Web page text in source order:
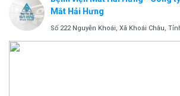
Mắt Hải Hưng
Số 222 Nguyễn Khoái, Xã Khoái Châu,